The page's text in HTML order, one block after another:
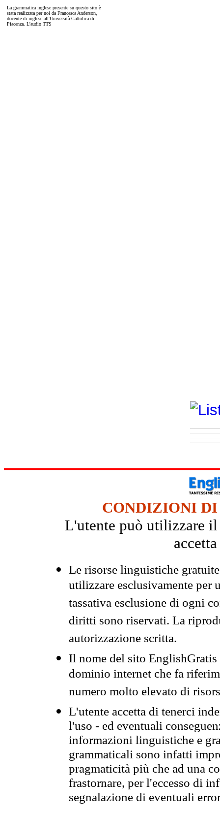
La grammatica inglese presente su questo sito è
stata realizzata per noi da Francesca Anderson,
docente di inglese all'Università Cattolica di
Piacenza. L'audio TTS
CONDIZIONI DI
L'utente può utilizzare il
Le risorse linguistiche
utilizzare esclusivamente per
tassativa esclusione di ogni
diritti sono riservati. La
autorizzazione scritta.
Il nome del sito
dominio internet che fa
numero molto elevato di
L'utente accetta di tenerci
l'uso - ed eventuali
informazioni linguistiche e
grammaticali sono infatti
pragmaticità più che ad una
frastornare, per l'eccesso di
segnalazione di eventuali